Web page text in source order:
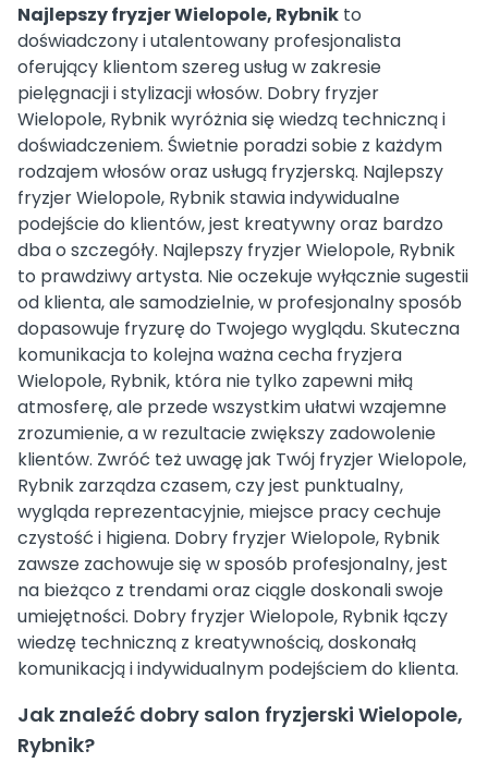
Najlepszy fryzjer Wielopole, Rybnik to
doświadczony i utalentowany profesjonalista
oferujący klientom szereg usług w zakresie
pielęgnacji i stylizacji włosów. Dobry fryzjer
Wielopole, Rybnik wyróżnia się wiedzą techniczną i
doświadczeniem. Świetnie poradzi sobie z każdym
rodzajem włosów oraz usługą fryzjerską. Najlepszy
fryzjer Wielopole, Rybnik stawia indywidualne
podejście do klientów, jest kreatywny oraz bardzo
dba o szczegóły. Najlepszy fryzjer Wielopole, Rybnik
to prawdziwy artysta. Nie oczekuje wyłącznie sugestii
od klienta, ale samodzielnie, w profesjonalny sposób
dopasowuje fryzurę do Twojego wyglądu. Skuteczna
komunikacja to kolejna ważna cecha fryzjera
Wielopole, Rybnik, która nie tylko zapewni miłą
atmosferę, ale przede wszystkim ułatwi wzajemne
zrozumienie, a w rezultacie zwiększy zadowolenie
klientów. Zwróć też uwagę jak Twój fryzjer Wielopole,
Rybnik zarządza czasem, czy jest punktualny,
wygląda reprezentacyjnie, miejsce pracy cechuje
czystość i higiena. Dobry fryzjer Wielopole, Rybnik
zawsze zachowuje się w sposób profesjonalny, jest
na bieżąco z trendami oraz ciągle doskonali swoje
umiejętności. Dobry fryzjer Wielopole, Rybnik łączy
wiedzę techniczną z kreatywnością, doskonałą
komunikacją i indywidualnym podejściem do klienta.
Jak znaleźć dobry salon fryzjerski Wielopole,
Rybnik?